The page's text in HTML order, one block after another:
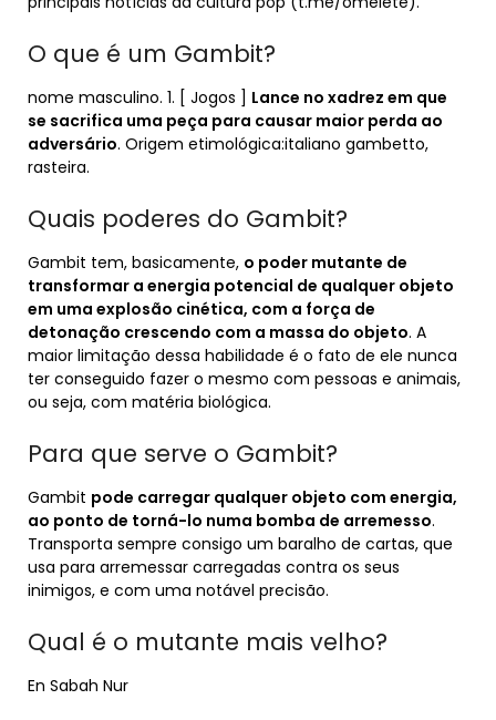
O que é um Gambit?
nome masculino. 1. [ Jogos ] Lance no xadrez em que
se sacrifica uma peça para causar maior perda ao
adversário. Origem etimológica:italiano gambetto,
rasteira.
Quais poderes do Gambit?
Gambit tem, basicamente, o poder mutante de
transformar a energia potencial de qualquer objeto
em uma explosão cinética, com a força de
detonação crescendo com a massa do objeto. A
maior limitação dessa habilidade é o fato de ele nunca
ter conseguido fazer o mesmo com pessoas e animais,
ou seja, com matéria biológica.
Para que serve o Gambit?
Gambit pode carregar qualquer objeto com energia,
ao ponto de torná-lo numa bomba de arremesso.
Transporta sempre consigo um baralho de cartas, que
usa para arremessar carregadas contra os seus
inimigos, e com uma notável precisão.
Qual é o mutante mais velho?
En Sabah Nur